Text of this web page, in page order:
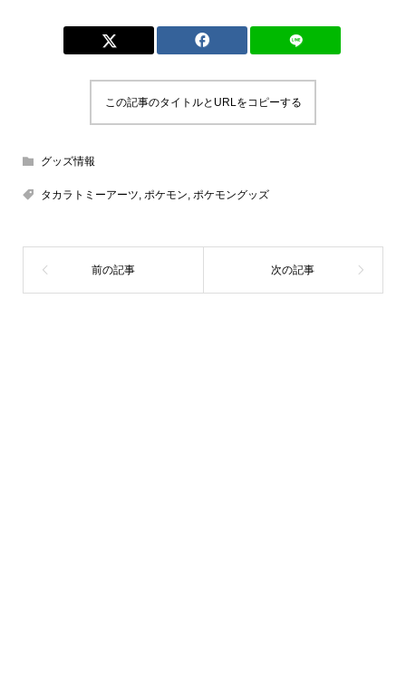
この記事のタイトルとURLをコピーする
グッズ情報
タカラトミーアーツ, ポケモン, ポケモングッズ